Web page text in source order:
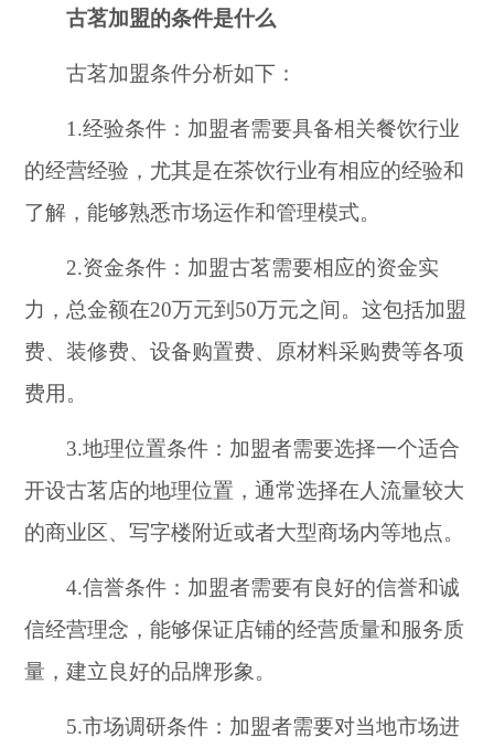
古茗加盟的条件是什么
古茗加盟条件分析如下：
1.经验条件：加盟者需要具备相关餐饮行业
的经营经验，尤其是在茶饮行业有相应的经验和
了解，能够熟悉市场运作和管理模式。
2.资金条件：加盟古茗需要相应的资金实
力，总金额在20万元到50万元之间。这包括加盟
费、装修费、设备购置费、原材料采购费等各项
费用。
3.地理位置条件：加盟者需要选择一个适合
开设古茗店的地理位置，通常选择在人流量较大
的商业区、写字楼附近或者大型商场内等地点。
4.信誉条件：加盟者需要有良好的信誉和诚
信经营理念，能够保证店铺的经营质量和服务质
量，建立良好的品牌形象。
5.市场调研条件：加盟者需要对当地市场进